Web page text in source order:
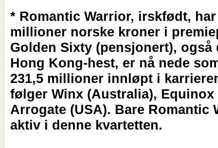
* Romantic Warrior, irskfødt,
millioner norske kroner i
Golden Sixty (pensjonert), også
Hong Kong-hest, er nå nede
231,5 millioner innløpt i
følger Winx (Australia), Equinox
Arrogate (USA). Bare Romantic
aktiv i denne kvartetten.